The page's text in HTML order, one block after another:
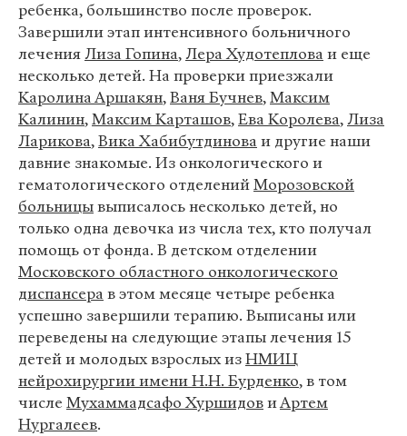
ребенка, большинство после проверок.
Завершили этап интенсивного больничного
леченияЛиза Гопина,Лера Худотеплова и еще
несколько детей. На проверки приезжали
Каролина Аршакян,Ваня Бучнев,Максим
Калинин,Максим Карташов,Ева Королева,Лиза
Ларикова,Вика Хабибутдинова и другие наши
давние знакомые. Из онкологического и
гематологического отделенийМорозовской
больницывыписалось несколько детей, но
только одна девочка из числа тех, кто получал
помощь от фонда. В детском отделении
Московского областного онкологического
диспансера в этом месяце четыре ребенка
успешно завершили терапию. Выписаны или
переведены на следующие этапы лечения 15
детей и молодых взрослых изНМИЦ
нейрохирургии имени Н.Н. Бурденко, в том
числе Мухаммадсафо ХуршидовиАртем
Нургалеев.